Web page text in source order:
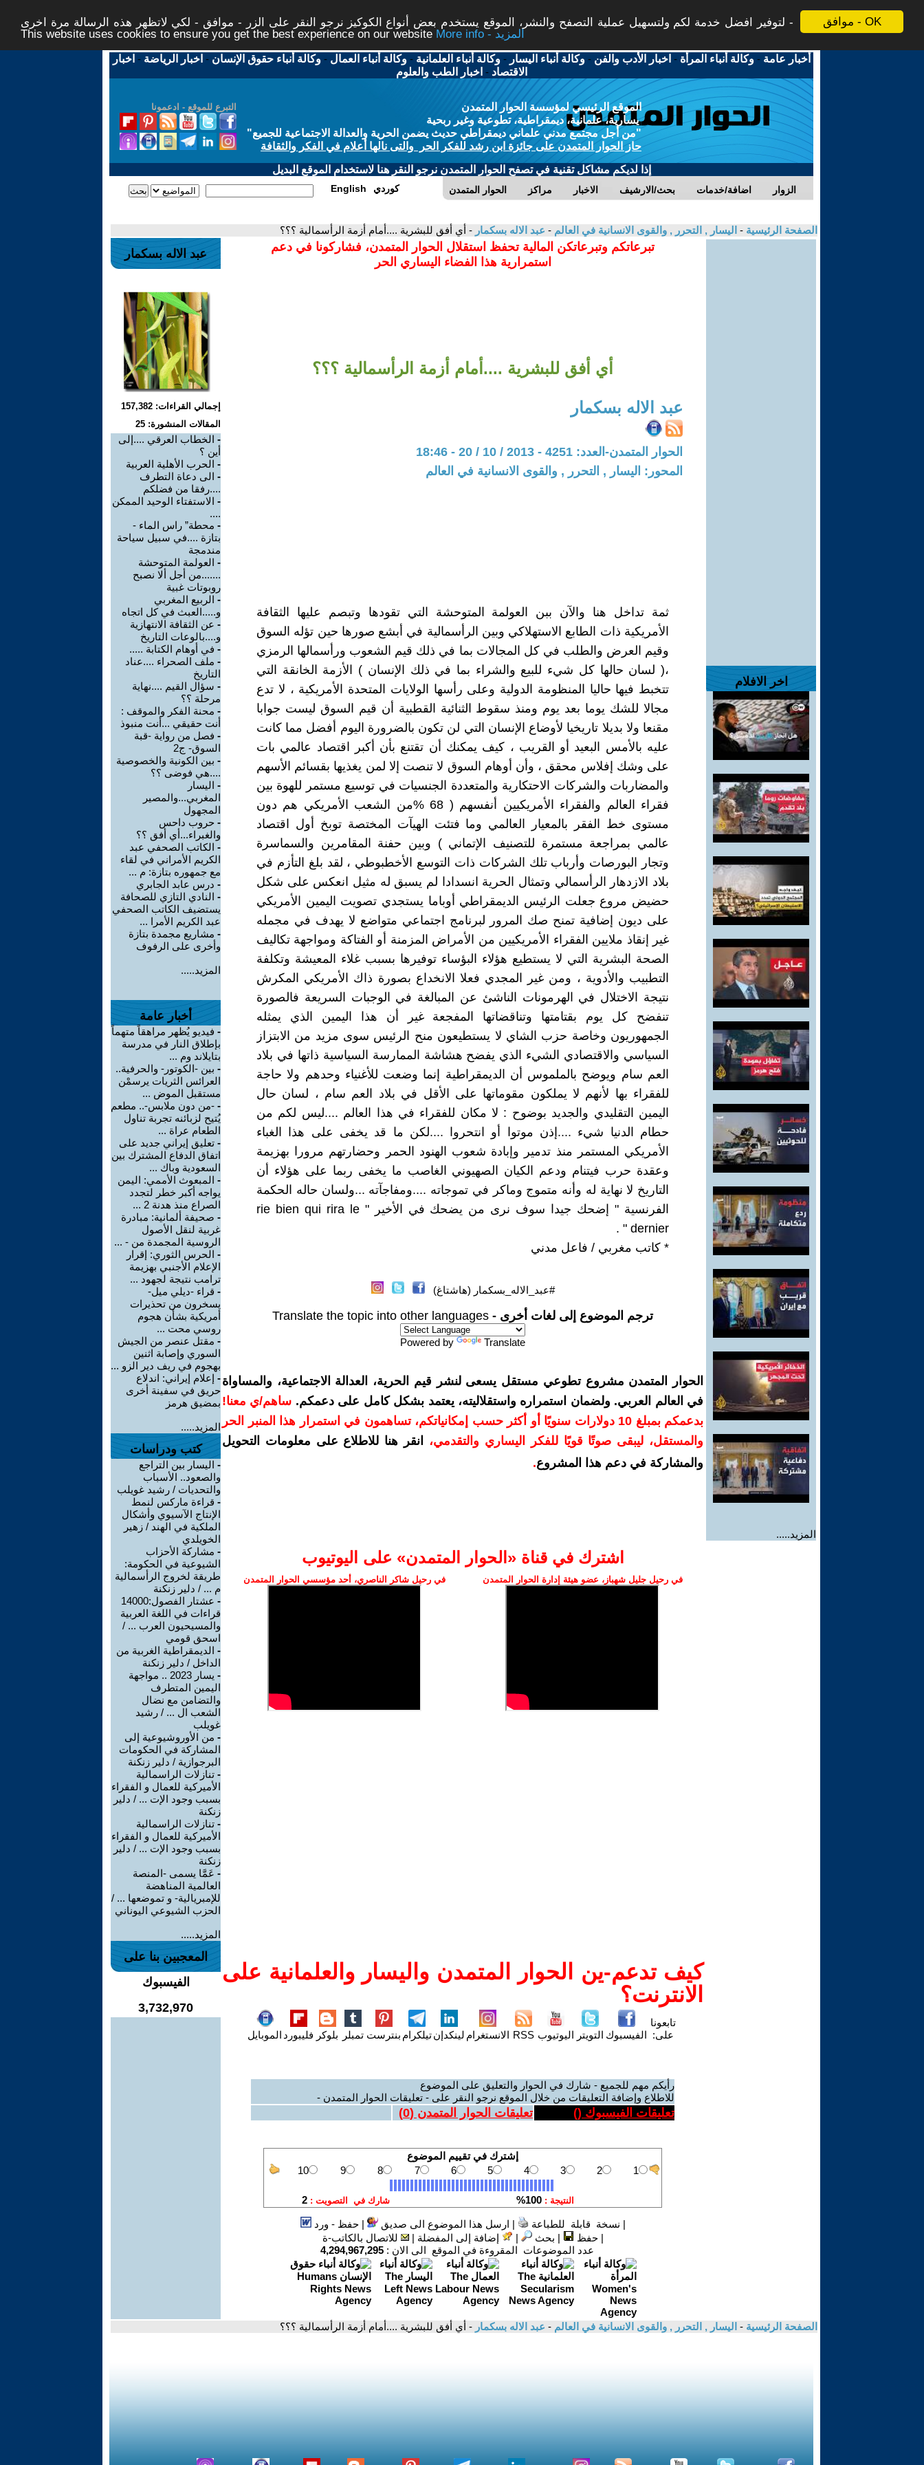
موافق - OK
لتوفير افضل خدمة لكم ولتسهيل عملية التصفح والنشر، الموقع يستخدم بعض أنواع الكوكيز نرجو النقر على الزر - موافق - لكي لاتظهر هذه الرسالة مرة اخرى -
This website uses cookies to ensure you get the best experience on our website
More info - المزيد
أخبار عامة -وكالة أنباء المرأة - اخبار الأدب والفن -وكالة أنباء اليسار -وكالة أنباء العلمانية -وكالة أنباء العمال -وكالة أنباء حقوق الإنسان - اخبار الرياضة - اخبار
الاقتصاد - اخبار الطب والعلوم
التبرع للموقع - ادعمونا
الموقع الرئيسي لمؤسسة الحوار المتمدن
يسارية، علمانية، ديمقراطية، تطوعية وغير ربحية
"من أجل مجتمع مدني علماني ديمقراطي حديث يضمن الحرية والعدالة الاجتماعية للجميع"
حاز الحوار المتمدن على جائزة ابن رشد للفكر الحر والتى نالها أعلام في الفكر والثقافة
إذا لديكم مشاكل تقنية في تصفح الحوار المتمدن نرجو النقر هنا لاستخدام الموقع البديل
الحوار المتمدن مراكز الاخبار بحث/الارشيف اضافة/خدمات الزوار English كوردي
الصفحة الرئيسية - اليسار , التحرر , والقوى الانسانية في العالم - عبد الاله بسكمار - أي أفق للبشرية ....أمام أزمة الرأسمالية ؟؟؟
اخر الافلام
المزيد.....
تبرعاتكم وتبرعاتكن المالية تحفظ استقلال الحوار المتمدن، فشاركونا في دعم
استمرارية هذا الفضاء اليساري الحر
أي أفق للبشرية ....أمام أزمة الرأسمالية ؟؟؟
عبد الاله بسكمار
الحوار المتمدن-العدد: 4251 - 2013 / 10 / 20 - 18:46
المحور: اليسار , التحرر , والقوى الانسانية في العالم
ثمة تداخل هنا والآن ببن العولمة المتوحشة التي تقودها وتبصم عليها الثقافة
الأمريكية ذات الطابع الاستهلاكي وبين الرأسمالية في أبشع صورها حين تؤله السوق
وقيم العرض والطلب في كل المجالات بما في ذلك قيم الشعوب ورأسمالها الرمزي
،( لسان حالها كل شيء للبيع والشراء بما في ذلك الإنسان ) الأزمة الخانقة التي
تتخبط فيها حاليا المنظومة الدولية وعلى رأسها الولايات المتحدة الأمريكية ، لا تدع
مجالا للشك يوما بعد يوم ومنذ سقوط الثنائية القطبية أن قيم السوق ليست جوابا
مقنعا ولا بديلا تاريخيا لأوضاع الإنسان التي لن تكون بالضرورة اليوم أفضل مما كانت
عليه بالأمس البعيد أو القريب ، كيف يمكنك أن تقتنع بأن أكبر اقتصاد عالمي بات
على وشك إفلاس محقق ، وأن أوهام السوق لا تنصت إلا لمن يغذيها بقسائم الأسهم
والمضاربات والشركات الاحتكارية والمتعددة الجنسيات في توسيع مستمر للهوة بين
فقراء العالم والفقراء الأمريكيين أنفسهم ( 68 %من الشعب الأمريكي هم دون
مستوى خط الفقر بالمعيار العالمي وما فتئت الهيآت المختصة توبخ أول اقتصاد
عالمي بمراجعة مستمرة للتصنيف الإتماني ) وبين حفنة المقامرين والسماسرة
وتجار البورصات وأرباب تلك الشركات ذات التوسع الأخطبوطي ، لقد بلغ التأزم في
بلاد الازدهار الرأسمالي وتمثال الحرية انسدادا لم يسبق له مثيل انعكس على شكل
حضيض مروع جعلت الرئيس الديمقراطي أوباما يستجدي تصويت اليمين الأمريكي
على ديون إضافية تمنح صك المرور لبرنامج اجتماعي متواضع لا يهدف في مجمله
غير إنقاذ ملايين الفقراء الأمريكيين من الأمراض المزمنة أو الفتاكة ومواجهة تكاليف
الصحة البشرية التي لا يستطيع هؤلاء البؤساء توفيرها بسبب غلاء المعيشة وتكلفة
التطبيب والأدوية ، ومن غير المجدي فعلا الانخداع بصورة ذاك الأمريكي المكرش
نتيجة الاختلال في الهرمونات الناشئ عن المبالغة في الوجبات السريعة فالصورة
تنفضح كل يوم بقتامتها وتناقضاتها المفجعة غير أن هذا اليمين الذي يمثله
الجمهوريون وخاصة حزب الشاي لا يستطيعون منح الرئيس سوى مزيد من الابتزاز
السياسي والاقتصادي الشيء الذي يفضح هشاشة الممارسة السياسية ذاتها في بلاد
العم سام ويوضح بالملموس أن الديمقراطية إنما وضعت للأغنياء وحدهم ولا حاجة
للفقراء بها لأنهم لا يملكون مقوماتها على الأقل في بلاد العم سام ، لسان حال
اليمين التقليدي والجديد بوضوح : لا مكان للفقراء في هذا العالم ....ليس لكم من
حطام الدنيا شيء ....إذن موتوا أو انتحروا ....لكن ما قد يخفى على هذا الغباء
الأمريكي المستمر منذ تدمير وإبادة شعوب الهنود الحمر وحضارتهم مرورا بهزيمة
وعقدة حرب فيتنام ودعم الكيان الصهيوني الغاصب ما يخفى ربما على هؤلاء أن
التاريخ لا نهاية له وأنه متموج وماكر في تموجاته ....ومفاجآته ...ولسان حاله الحكمة
الفرنسية " إضحك جيدا سوف نرى من يضحك في الأخير " rie bien qui rira le
dernier " .
* كاتب مغربي / فاعل مدني
#عبد_الاله_بسكمار (هاشتاغ)
ترجم الموضوع إلى لغات أخرى - Translate the topic into other languages
Powered by Translate
الحوار المتمدن مشروع تطوعي مستقل يسعى لنشر قيم الحرية، العدالة الاجتماعية، والمساواة
في العالم العربي. ولضمان استمراره واستقلاليته، يعتمد بشكل كامل على دعمكم. ساهم/ي معنا!
بدعمكم بمبلغ 10 دولارات سنويًا أو أكثر حسب إمكانياتكم، تساهمون في استمرار هذا المنبر الحر
والمستقل، ليبقى صوتًا قويًا للفكر اليساري والتقدمي،
انقر هنا للاطلاع على معلومات التحويل
والمشاركة في دعم هذا المشروع.
اشترك في قناة ‫«الحوار المتمدن» على اليوتيوب
في رحيل جليل شهباز، عضو هيئة إدارة الحوار المتمدن في رحيل شاكر الناصري، أحد مؤسسي الحوار المتمدن
كيف تدعم-ين الحوار المتمدن واليسار والعلمانية على
الانترنت؟
تابعونا
على: الفيسبوك التويتر اليوتيوب RSS الانستغرام لينكدإنتيلكرام بنترست تمبلر بلوكر فليبورد الموبايل
رأيكم مهم للجميع - شارك في الحوار والتعليق على الموضوع
للاطلاع وإضافة التعليقات من خلال الموقع نرجو النقر على - تعليقات الحوار المتمدن -
تعليقات الفيسبوك () تعليقات الحوار المتمدن (0
)
| نسخة قابلة للطباعة | ارسل هذا الموضوع الى صديق |حفظ - ورد
|حفظ | بحث | إضافة إلى المفضلة |
للاتصال بالكاتب-ة
عدد الموضوعات المقروءة في الموقع الى الان : 4,294,967,295
عبد الاله بسكمار
إجمالي القراءات: 157,382
المقالات المنشورة: 25
- الخطاب العرقي ....إلى
أين ؟
- الحرب الأهلية العربية
- الى دعاة التطرف
....رفقا من فضلكم
- الاستفتاء الوحيد الممكن
....
- محطة” راس الماء -
بتازة ....في سبيل سياحة
مندمجة
- العولمة المتوحشة
.......من أجل ألا نصبح
روبوتات غبية
- الربيع المغربي
و.....العبث في كل اتجاه
- عن الثقافة الانتهازية
و....بالوعات التاريخ
- في أوهام الكتابة .....
- ملف الصحراء ....عناد
التاريخ
- سؤال القيم ....نهاية
مرحلة ؟؟
- محنة الفكر والموقف :
أنت حقيقي ...أنت منبوذ
- فصل من رواية -قبة
السوق- ج2
- بين الكونية والخصوصية
....هي فوضى ؟؟
- اليسار
المغربي...والمصير
المجهول
- حروب داحس
والغبراء...أي أفق ؟؟
- الكاتب الصحفي عبد
الكريم الأمراني في لقاء
مع جمهوره بتازة: م ...
- درس عابد الجابري
- النادي التازي للصحافة
يستضيف الكاتب الصحفي
عبد الكريم الأمرا ...
- مشاريع مجمدة بتازة
وأخرى على الرفوف
المزيد.....
أخبار عامة
- فيديو يُظهر مراهقاً متهماً
بإطلاق النار في مدرسة
بتايلاند وم ...
- بين -الكوتور- والحرفية..
العرائس الثريات يرسمْن
مستقبل الموض ...
- -من دون ملابس-.. مطعم
يُتيح لزبائنه تجربة تناول
الطعام عراة ...
- تعليق إيراني جديد على
اتفاق الدفاع المشترك بين
السعودية وباك ...
- المبعوث الأممي: اليمن
يواجه أكبر خطر لتجدد
الصراع منذ هدنة 2 ...
- صحيفة ألمانية: مبادرة
غربية لنقل الأصول
الروسية المجمدة من - ...
- الحرس الثوري: إقرار
الإعلام الأجنبي بهزيمة
ترامب نتيجة لجهود ...
- قراء -ديلي ميل-
يسخرون من تحذيرات
أمريكية بشأن هجوم
روسي محت ...
- مقتل عنصر من الجيش
السوري وإصابة اثنين
بهجوم في ريف دير الزو ...
- إعلام إيراني: اندلاع
حريق في سفينة أخرى
بمضيق هرمز
المزيد.....
كتب ودراسات
- اليسار بين التراجع
والصعود.. الأسباب
والتحديات / رشيد غويلب
- قراءة ماركس لنمط
الإنتاج الآسيوي وأشكال
الملكية في الهند / زهير
الخويلدي
- مشاركة الأحزاب
الشيوعية في الحكومة:
طريقة لخروج الرأسمالية
م ... / دلير زنكنة
-
عشتار الفصول:14000
قراءات في اللغة العربية
والمسيحيون العرب ... /
اسحق قومي
- الديمقراطية الغربية من
الداخل / دلير زنكنة
-
يسار 2023 .. مواجهة
اليمين المتطرف
والتضامن مع نضال
الشعب ال ... / رشيد
غويلب
- من الأوروشيوعية إلى
المشاركة في الحكومات
البرجوازية / دلير زنكنة
- تنازلات الراسمالية
الأميركية للعمال و الفقراء
بسبب وجود الإت ... / دلير
زنكنة
- تنازلات الراسمالية
الأميركية للعمال و الفقراء
بسبب وجود الإت ... / دلير
زنكنة
- عَمَّا يسمى -المنصة
العالمية المناهضة
للإمبريالية- و تموضعها ... /
الحزب الشيوعي اليوناني
المزيد.....
المعجبين بنا على
الفيسبوك
3,732,970
الصفحة الرئيسية - اليسار , التحرر , والقوى الانسانية في العالم - عبد الاله بسكمار - أي أفق للبشرية ....أمام أزمة الرأسمالية ؟؟؟